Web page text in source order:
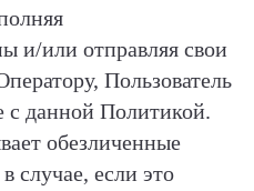
и/или отправляя свои
Пользователь
с данной Политикой.
обезличенные
случае, если это